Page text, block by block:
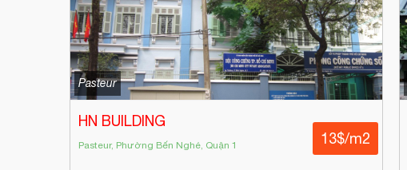
Pasteur
HN BUILDING
Pasteur, Phường Bến Nghé, Quận 1 13$/m2